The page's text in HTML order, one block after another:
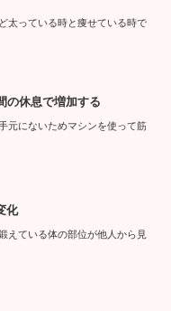
太っている時と痩せている時で
の休息で増加する
元にないためマシンを使って筋
化
えている体の部位が他人から見